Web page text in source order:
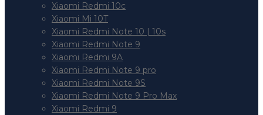
Xiaomi Redmi 10c
Xiaomi Mi 10T
Xiaomi Redmi Note 10 | 10s
Xiaomi Redmi Note 9
Xiaomi Redmi 9A
Xiaomi Redmi Note 9 pro
Xiaomi Redmi Note 9S
Xiaomi Redmi Note 9 Pro Max
Xiaomi Redmi 9